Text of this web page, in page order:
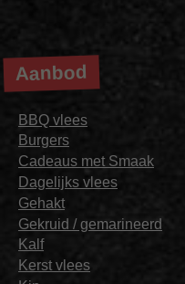
Aanbod
BBQ vlees
Burgers
Cadeaus met Smaak
Dagelijks vlees
Gehakt
Gekruid / gemarineerd
Kalf
Kerst vlees